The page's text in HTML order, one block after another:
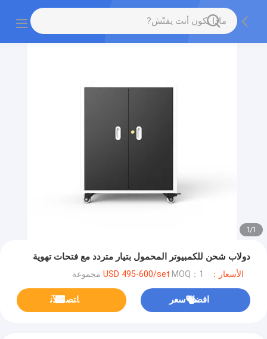
1
/
1
دولاب شحن للكمبيوتر المحمول بتيار متردد مع فتحات تهوية
الأسعار：USD 495-600/set MOQ：1 مجموعة
افضل سعر ﺎﺘﺼﻟ ﺍﻶﻧ